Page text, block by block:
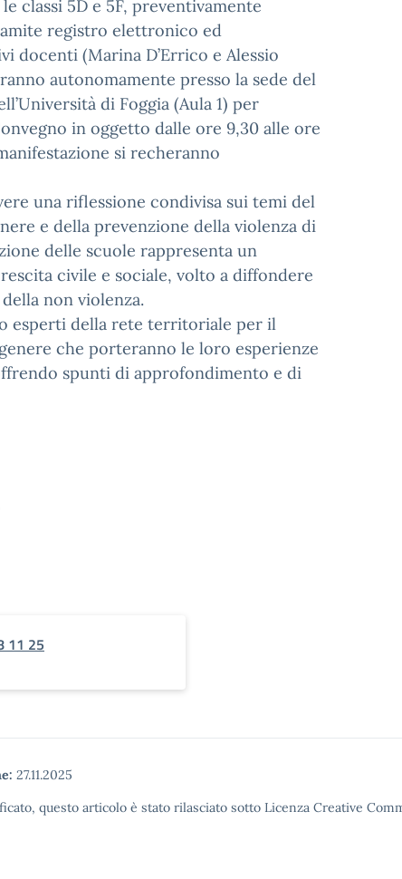
classi 5D e 5F, preventivamente
registro elettronico ed
docenti (Marina D’Errico e Alessio
autonomamente presso la sede del
di Foggia (Aula 1) per
in oggetto dalle ore 9,30 alle ore
si recheranno
una riflessione condivisa sui temi del
e della prevenzione della violenza di
delle scuole rappresenta un
civile e sociale, volto a diffondere
non violenza.
esperti della rete territoriale per il
che porteranno le loro esperienze
spunti di approfondimento e di
11 25
27.11.2025
questo articolo è stato rilasciato sotto Licenza Creative